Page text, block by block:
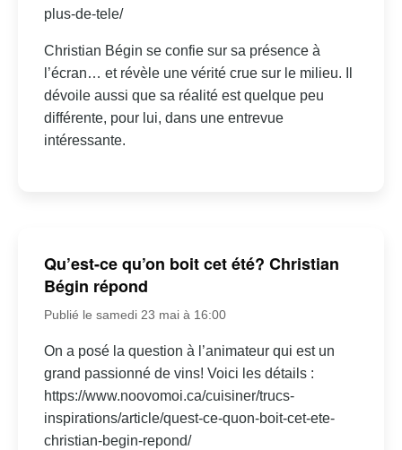
plus-de-tele/
Christian Bégin se confie sur sa présence à
l’écran… et révèle une vérité crue sur le milieu. Il
dévoile aussi que sa réalité est quelque peu
différente, pour lui, dans une entrevue
intéressante.
Qu’est-ce qu’on boit cet été? Christian
Bégin répond
Publié le samedi 23 mai à 16:00
On a posé la question à l’animateur qui est un
grand passionné de vins! Voici les détails :
https://www.noovomoi.ca/cuisiner/trucs-
inspirations/article/quest-ce-quon-boit-cet-ete-
christian-begin-repond/